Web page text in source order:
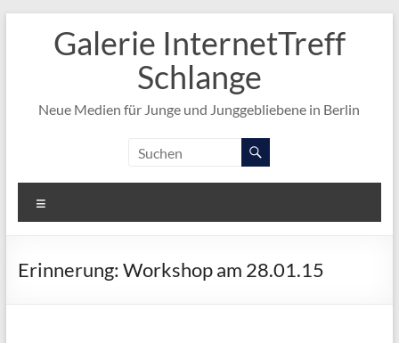
springenGalerie InternetTreff
Schlange
Neue Medien für Junge und Junggebliebene in Berlin
Erinnerung: Workshop am 28.01.15